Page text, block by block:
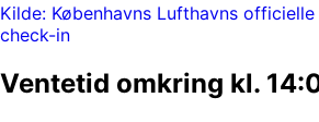
Kilde: Københavns Lufthavns
check-in
Ventetid omkring kl.